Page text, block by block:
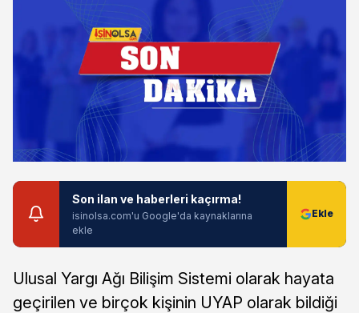
Son ilan ve haberleri kaçırma!
isinolsa.com'u Google'da kaynaklarına
ekle
Ulusal Yargı Ağı Bilişim Sistemi olarak hayata
geçirilen ve birçok kişinin UYAP olarak bildiği